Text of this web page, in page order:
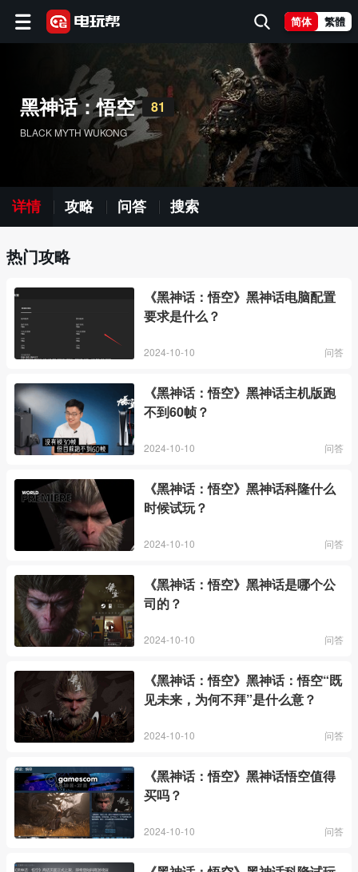
简体 繁體
黑神话：悟空 81
BLACK MYTH WUKONG
详情 攻略 问答 搜索
热门攻略
《黑神话：悟空》黑神话电脑配置
要求是什么？
2024-10-10 问答
《黑神话：悟空》黑神话主机版跑
不到60帧？
2024-10-10 问答
《黑神话：悟空》黑神话科隆什么
时候试玩？
2024-10-10 问答
《黑神话：悟空》黑神话是哪个公
司的？
2024-10-10 问答
《黑神话：悟空》黑神话：悟空“既
见未来，为何不拜”是什么意？
2024-10-10 问答
《黑神话：悟空》黑神话悟空值得
买吗？
2024-10-10 问答